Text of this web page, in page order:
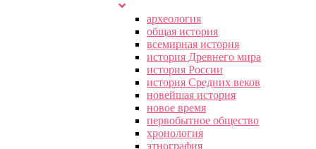
археология
общая история
всемирная история
история Древнего мира
история России
история Средних веков
новейшая история
новое время
первобытное общество
хронология
этнография